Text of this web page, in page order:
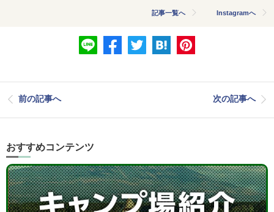
記事一覧へ Instagramへ
前の記事へ 次の記事へ
おすすめコンテンツ